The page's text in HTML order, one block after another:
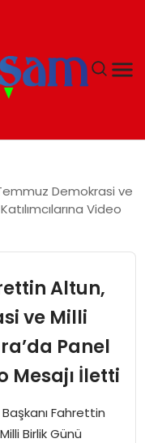
Demokrasi ve
Video
Altun,
ve Milli
Panel
Mesajı İletti
Fahrettin
Birlik Günü